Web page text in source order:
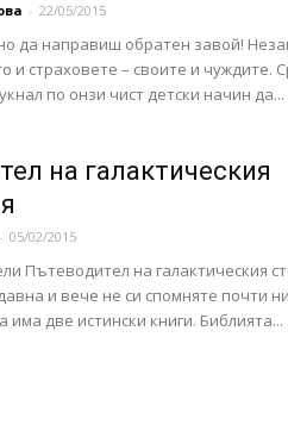
- 22/05/2015
да направиш обратен завой!
и страховете – своите и чуждите.
по онзи чист детски начин да...
на галактическия
- 05/02/2015
Пътеводител на галактическия
и вече не си спомняте почти
има две истински книги. Библията...